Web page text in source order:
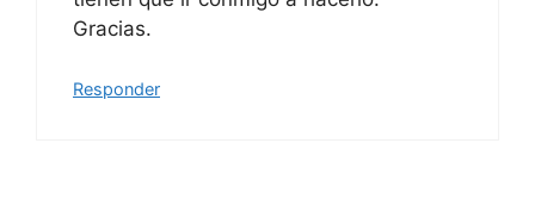
Gracias.
Responder